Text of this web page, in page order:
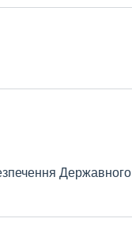
Державного